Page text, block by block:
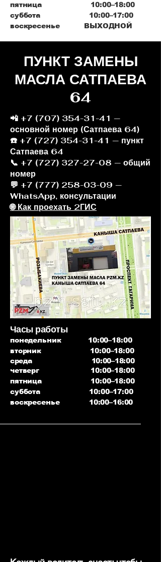
пятница 10:00–18:00
суббота 10:00–17:00
воскресенье ВЫХОДНОЙ
ПУНКТ ЗАМЕНЫ
МАСЛА САТПАЕВА
64
📲 +7 (707) 354-31-41 —
основной номер (Сатпаева 64)
☎️ +7 (727) 354-31-41 — пункт
Сатпаева 64
📞 +7 (727) 327-27-08 — общий
номер
💬 +7 (777) 258-03-09 —
WhatsApp, консультации
🌐 Как проехать 2ГИС
Часы работы
понедельник 10:00–18:00
вторник 10:00–18:00
среда 10:00–18:00
четверг 10:00–18:00
пятница 10:00–18:00
суббота 10:00–17:00
воскресенье 10:00–16:00